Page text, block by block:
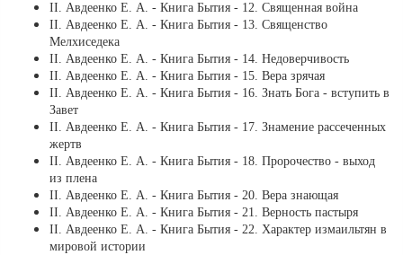
ІІ. Авдеенко Е. А. - Книга Бытия - 12. Священная война
ІІ. Авдеенко Е. А. - Книга Бытия - 13. Священство
Мелхиседека
ІІ. Авдеенко Е. А. - Книга Бытия - 14. Недоверчивость
ІІ. Авдеенко Е. А. - Книга Бытия - 15. Вера зрячая
ІІ. Авдеенко Е. А. - Книга Бытия - 16. Знать Бога - вступить в
Завет
ІІ. Авдеенко Е. А. - Книга Бытия - 17. Знамение рассеченных
жертв
ІІ. Авдеенко Е. А. - Книга Бытия - 18. Пророчество - выход
из плена
ІІ. Авдеенко Е. А. - Книга Бытия - 20. Вера знающая
ІІ. Авдеенко Е. А. - Книга Бытия - 21. Верность пастыря
ІІ. Авдеенко Е. А. - Книга Бытия - 22. Характер измаильтян в
мировой истории